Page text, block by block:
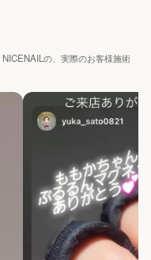
の、実際のお客様施術